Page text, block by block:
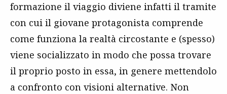
formazione il viaggio diviene infatti il tramite
con cui il giovane protagonista comprende
come funziona la realtà circostante e (spesso)
viene socializzato in modo che possa trovare
il proprio posto in essa, in genere mettendolo
a confronto con visioni alternative. Non